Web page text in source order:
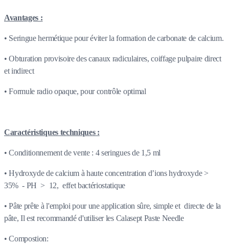
Avantages :
• Seringue hermétique pour éviter la formation de carbonate de calcium.
• Obturation provisoire des canaux radiculaires, coiffage pulpaire direct
et indirect
• Formule radio opaque, pour contrôle optimal
Caractéristiques techniques :
• Conditionnement de vente : 4 seringues de 1,5 ml
• Hydroxyde de calcium à haute concentration d’ions hydroxyde >
35% - PH > 12, effet bactériostatique
• Pâte prête à l'emploi pour une application sûre, simple et directe de la
pâte, Il est recommandé d'utiliser les Calasept Paste Needle
• Compostion: